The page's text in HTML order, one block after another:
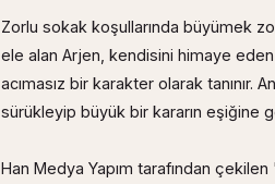
Zorlu sokak koşullarında büyümek
ele alan Arjen, kendisini himaye
acımasız bir karakter olarak
sürükleyip büyük bir kararın eşiğine
Han Medya Yapım tarafından